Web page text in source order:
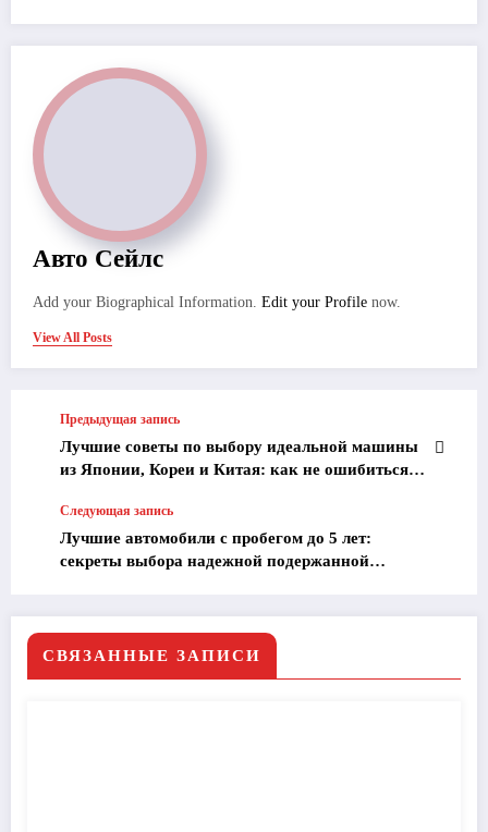
Авто Сейлс
Add your Biographical Information. Edit your Profile now.
View All Posts
Предыдущая запись
Лучшие советы по выбору идеальной машины
из Японии, Кореи и Китая: как не ошибиться и
Следующая запись
Лучшие автомобили с пробегом до 5 лет:
секреты выбора надежной подержанной
СВЯЗАННЫЕ ЗАПИСИ